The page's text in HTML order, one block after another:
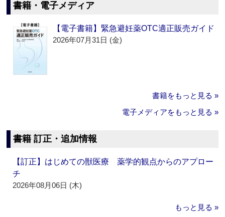
書籍・電子メディア
【電子書籍】緊急避妊薬OTC適正販売ガイド
2026年07月31日 (金)
書籍をもっと見る »
電子メディアをもっと見る »
書籍 訂正・追加情報
【訂正】はじめての獣医療 薬学的観点からのアプロー
チ
2026年08月06日 (木)
もっと見る »